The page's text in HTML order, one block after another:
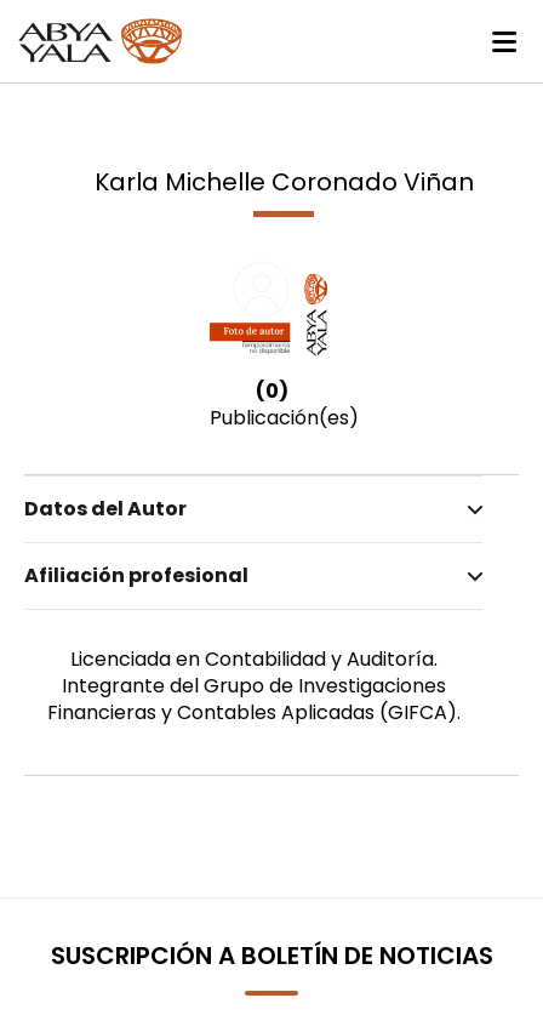
Karla Michelle Coronado Viñan
(0)
Publicación(es)
Datos del Autor
Coronado Viñan, Karla Michelle
Femenino
Afiliación profesional
Licenciada en Contabilidad y Auditoría.
Integrante del Grupo de Investigaciones
Financieras y Contables Aplicadas (GIFCA).
SUSCRIPCIÓN A BOLETÍN DE NOTICIAS